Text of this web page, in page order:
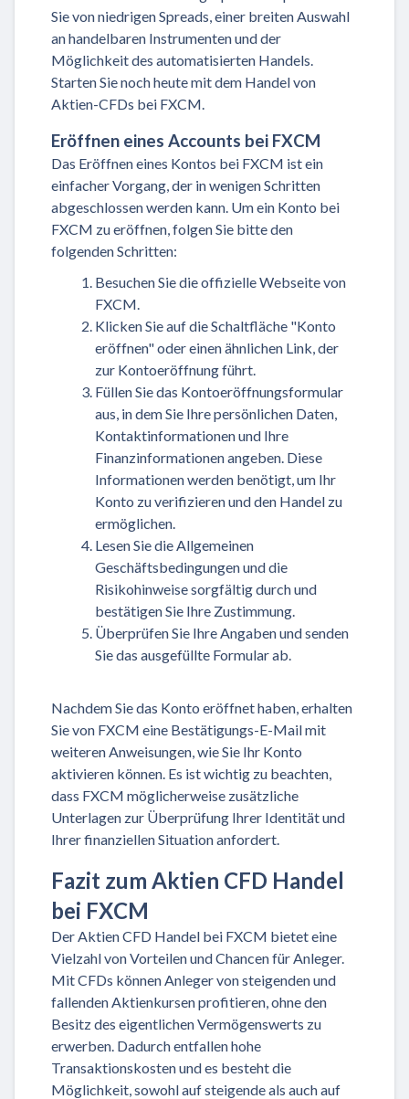
Sie von niedrigen Spreads, einer breiten Auswahl
an handelbaren Instrumenten und der
Möglichkeit des automatisierten Handels.
Starten Sie noch heute mit dem Handel von
Aktien-CFDs bei FXCM.
Eröffnen eines Accounts bei FXCM
Das Eröffnen eines Kontos bei FXCM ist ein
einfacher Vorgang, der in wenigen Schritten
abgeschlossen werden kann. Um ein Konto bei
FXCM zu eröffnen, folgen Sie bitte den
folgenden Schritten:
Besuchen Sie die offizielle Webseite von
FXCM.
Klicken Sie auf die Schaltfläche "Konto
eröffnen" oder einen ähnlichen Link, der
zur Kontoeröffnung führt.
Füllen Sie das Kontoeröffnungsformular
aus, in dem Sie Ihre persönlichen Daten,
Kontaktinformationen und Ihre
Finanzinformationen angeben. Diese
Informationen werden benötigt, um Ihr
Konto zu verifizieren und den Handel zu
ermöglichen.
Lesen Sie die Allgemeinen
Geschäftsbedingungen und die
Risikohinweise sorgfältig durch und
bestätigen Sie Ihre Zustimmung.
Überprüfen Sie Ihre Angaben und senden
Sie das ausgefüllte Formular ab.
Nachdem Sie das Konto eröffnet haben, erhalten
Sie von FXCM eine Bestätigungs-E-Mail mit
weiteren Anweisungen, wie Sie Ihr Konto
aktivieren können. Es ist wichtig zu beachten,
dass FXCM möglicherweise zusätzliche
Unterlagen zur Überprüfung Ihrer Identität und
Ihrer finanziellen Situation anfordert.
Fazit zum Aktien CFD Handel
bei FXCM
Der Aktien CFD Handel bei FXCM bietet eine
Vielzahl von Vorteilen und Chancen für Anleger.
Mit CFDs können Anleger von steigenden und
fallenden Aktienkursen profitieren, ohne den
Besitz des eigentlichen Vermögenswerts zu
erwerben. Dadurch entfallen hohe
Transaktionskosten und es besteht die
Möglichkeit, sowohl auf steigende als auch auf